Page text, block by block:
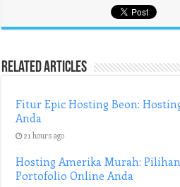
Related Articles
Fitur Epic Hosting Beon:
Anda
21 hours ago
Hosting Amerika Murah:
Portofolio Online Anda